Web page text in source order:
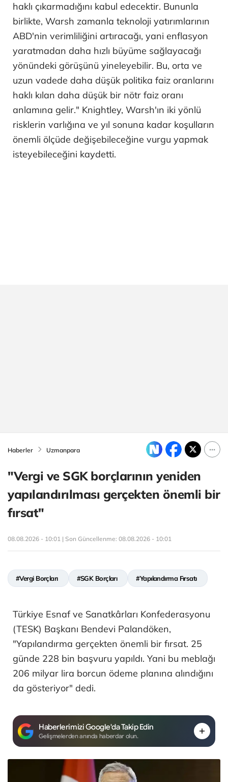
haklı çıkarmadığını kabul edecektir. Bununla
birlikte, Warsh zamanla teknoloji yatırımlarının
ABD'nin verimliliğini artıracağı, yani enflasyon
yaratmadan daha hızlı büyüme sağlayacağı
yönündeki görüşünü yineleyebilir. Bu, orta ve
uzun vadede daha düşük politika faiz oranlarını
haklı kılan daha düşük bir nötr faiz oranı
anlamına gelir." Knightley, Warsh'ın iki yönlü
risklerin varlığına ve yıl sonuna kadar koşulların
önemli ölçüde değişebileceğine vurgu yapmak
isteyebileceğini kaydetti.
Haberler Uzmanpara
"Vergi ve SGK borçlarının yeniden
yapılandırılması gerçekten önemli bir
fırsat"
08.08.2026 - 10:01 | Son Güncellenme: 08.08.2026 - 10:01
#Vergi Borçları #SGK Borçları #Yapılandırma Fırsatı
Türkiye Esnaf ve Sanatkârları Konfederasyonu
(TESK) Başkanı Bendevi Palandöken,
"Yapılandırma gerçekten önemli bir fırsat. 25
günde 228 bin başvuru yapıldı. Yani bu meblağı
206 milyar lira borcun ödeme planına alındığını
da gösteriyor" dedi.
Haberlerimizi Google'da Takip Edin
Gelişmelerden anında haberdar olun.